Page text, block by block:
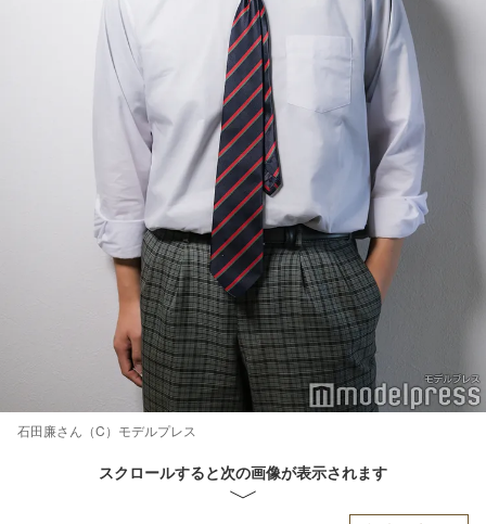
石田廉さん（C）モデルプレス
スクロールすると次の画像が表示されます